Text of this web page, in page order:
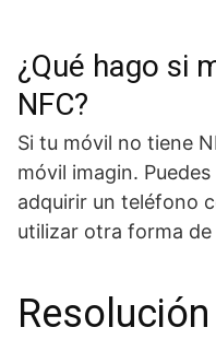
¿Qué hago si
NFC?
Si tu móvil no tiene
móvil imagin.
adquirir un teléfono
utilizar otra forma de